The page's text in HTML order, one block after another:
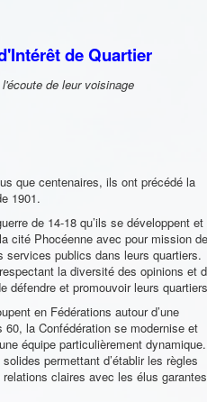
de Quartier
de leur voisinage
ils ont précédé la
1901.
14-18 qu’ils se développent et
cité Phocéenne avec pour mission de
publics dans leurs quartiers.
la diversité des opinions et
défendre et promouvoir leurs
Fédérations autour d’une
la Confédération se modernise et
équipe particulièrement dynamique.
permettant d’établir les règles
claires avec les élus